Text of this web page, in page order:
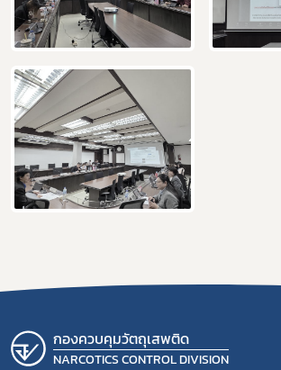
กองควบคุมวัตถุเสพติด
NARCOTICS CONTROL DIVISION